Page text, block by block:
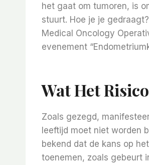
het gaat om tumoren, is
stuurt. Hoe je je
Medical Oncology
evenement
Wat Het
Zoals gezegd,
leeftijd moet niet worden
bekend dat de kans op
toenemen, zoals gebeurt